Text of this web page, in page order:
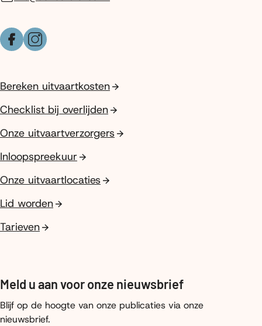
FacebookInstagram
Bereken uitvaartkosten
Checklist bij overlijden
Onze uitvaartverzorgers
Inloopspreekuur
Onze uitvaartlocaties
Lid worden
Tarieven
Meld u aan voor onze nieuwsbrief
Blijf op de hoogte van onze publicaties via onze
nieuwsbrief.